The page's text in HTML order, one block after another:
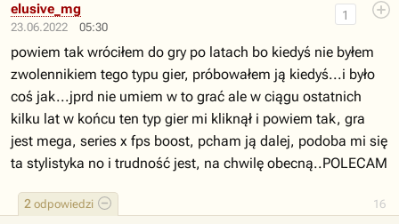
23.06.2022 05:30
16
1
2 odpowiedzi
elusive_mg
powiem tak wróciłem do gry po latach bo kiedyś nie byłem
zwolennikiem tego typu gier, próbowałem ją kiedyś...i było
coś jak...jprd nie umiem w to grać ale w ciągu ostatnich
kilku lat w końcu ten typ gier mi kliknął i powiem tak, gra
jest mega, series x fps boost, pcham ją dalej, podoba mi się
ta stylistyka no i trudność jest, na chwilę obecną..POLECAM